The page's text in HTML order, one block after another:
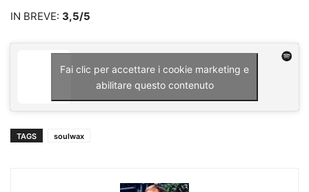
IN BREVE: 3,5/5
Fai clic per accettare i cookie marketing e
abilitare questo contenuto
TAGS soulwax